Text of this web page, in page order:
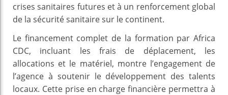
crises sanitaires futures et à un renforcement global
de la sécurité sanitaire sur le continent.
Le financement complet de la formation par Africa
CDC, incluant les frais de déplacement, les
allocations et le matériel, montre l’engagement de
l’agence à soutenir le développement des talents
locaux. Cette prise en charge financière permettra à